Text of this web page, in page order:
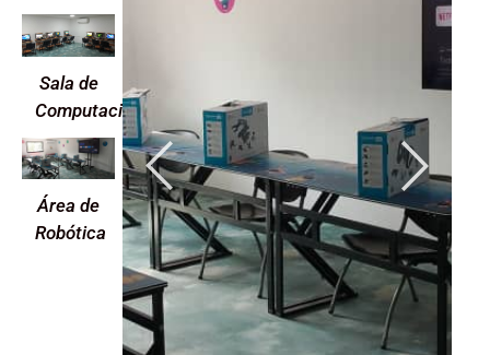
Sala de
Computación
Área de
Robótica